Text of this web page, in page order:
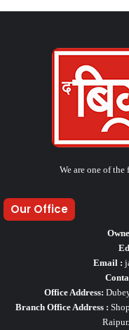
We are one of
Our Office
Email :
Office Address:
Branch Office Address :